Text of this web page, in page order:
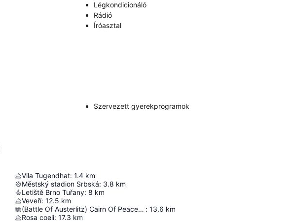
Légkondicionáló
Rádió
Íróasztal
Szervezett gyerekprogramok
Vila Tugendhat: 1.4 km
Městský stadion Srbská: 3.8 km
Letiště Brno Tuřany: 8 km
Veveří: 12.5 km
(Battle Of Austerlitz) Cairn Of Peace Memorial : 13.6 km
Rosa coeli: 17.3 km